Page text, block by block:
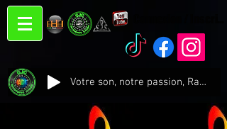
Votre son, notre passion, Radio CJC Recording Studio , là où chaque note prend vie !